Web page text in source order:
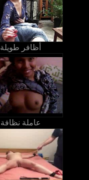
أظافر طويلة
عاملة نظافة